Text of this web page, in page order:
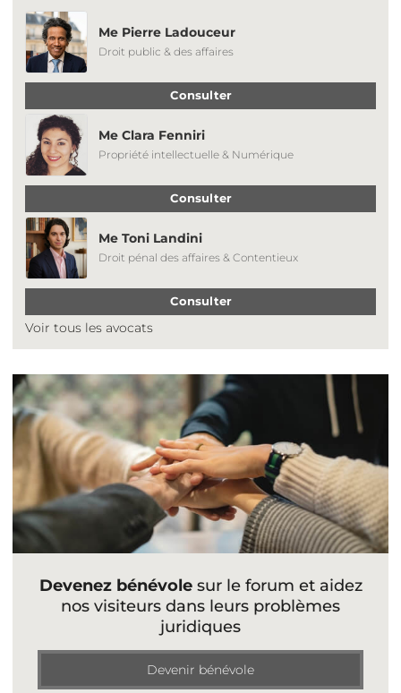
Me Pierre Ladouceur
Droit public & des affaires
Consulter
Me Clara Fenniri
Propriété intellectuelle & Numérique
Consulter
Me Toni Landini
Droit pénal des affaires & Contentieux
Consulter
Voir tous les avocats
Devenez bénévolesur le forum et aidez
nos visiteurs dans leurs problèmes
juridiques
Devenir bénévole